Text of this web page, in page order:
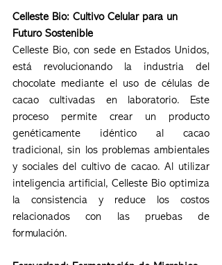
Celleste Bio: Cultivo Celular para un
Futuro Sostenible
Celleste Bio, con sede en Estados Unidos,
está revolucionando la industria del
chocolate mediante el uso de células de
cacao cultivadas en laboratorio. Este
proceso permite crear un producto
genéticamente idéntico al cacao
tradicional, sin los problemas ambientales
y sociales del cultivo de cacao. Al utilizar
inteligencia artificial, Celleste Bio optimiza
la consistencia y reduce los costos
relacionados con las pruebas de
formulación.